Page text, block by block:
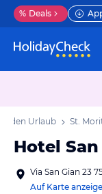
% Deals
Urlaub St.
Hotel San
Via San Gian 23
Auf Karte